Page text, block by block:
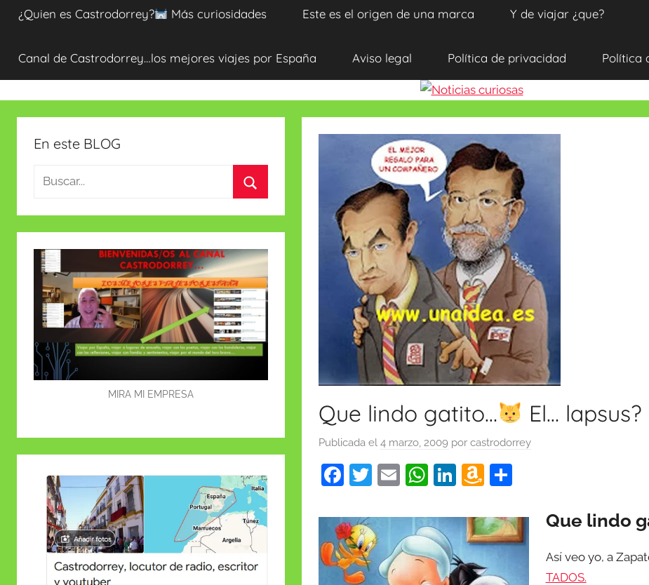
¿Quien es Castrodorrey? Más curiosidades Este es el origen de una marca Y de viajar ¿que?
Canal de Castrodorrey…los mejores viajes por España Aviso legal Política de privacidad Política
Que lindo gatito… El… lapsus?
Publicada el 4 marzo, 2009 por castrodorrey
F
c
e
b
T
itt
er
E
ai
l
W
at
s
A
Li
k
e
dI
A
a
z
o
C
m
p
ar
Que lindo
Así veo yo, a
TADOS.
En este BLOG
Buscar:
MIRA MI EMPRESA